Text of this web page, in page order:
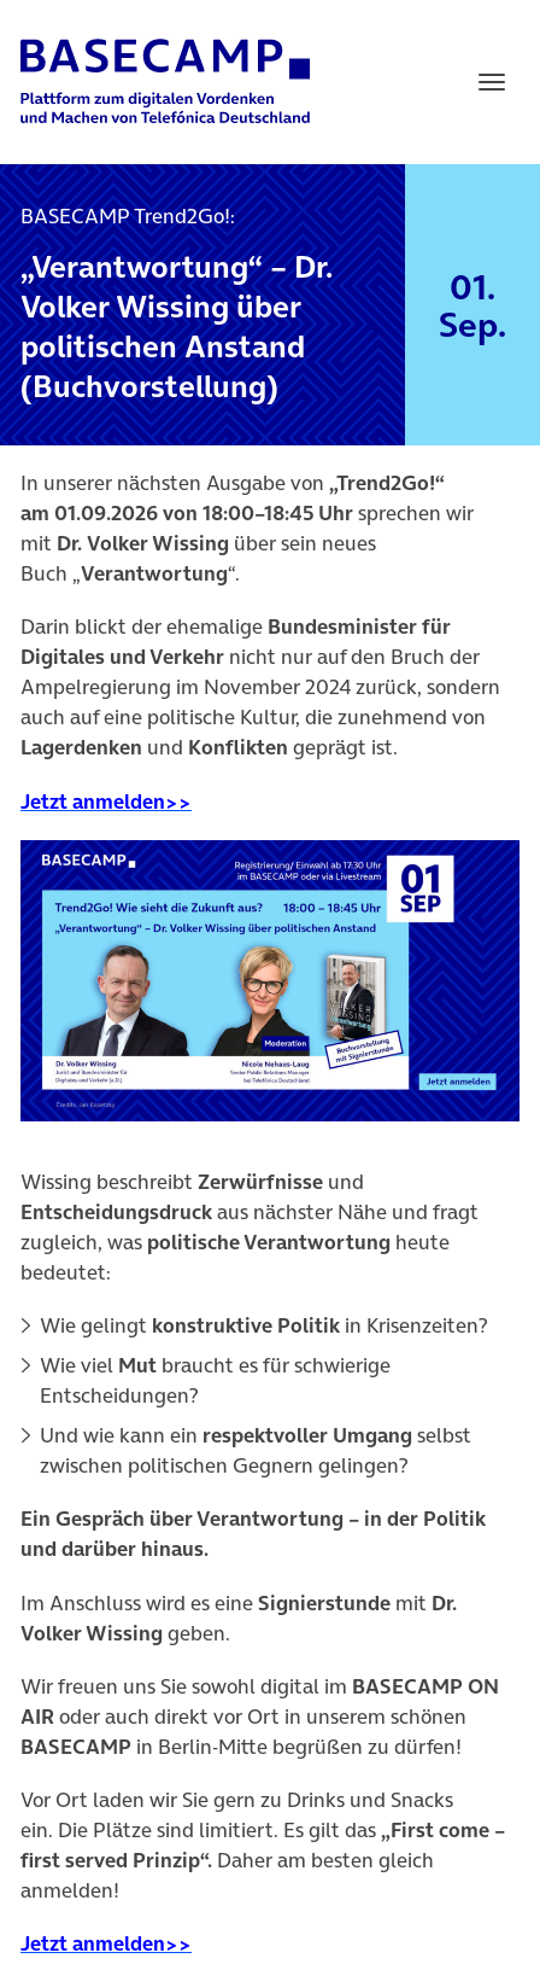
Main Navigation
BASECAMP Trend2Go!:
„Verantwortung“ – Dr.
Volker Wissing über
politischen Anstand
(Buchvorstellung)
01.
Sep.
In unserer nächsten Ausgabe von „Trend2Go!“
am 01.09.2026 von 18:00–18:45 Uhrsprechen wir
mit Dr.Volker Wissing über sein neues
Buch „Verantwortung“.
Darin blickt der ehemalige Bundesministerfür
Digitales und Verkehr nicht nur auf den Bruch der
Ampelregierung im November 2024 zurück, sondern
auch auf eine politische Kultur, die zunehmend von
Lagerdenken und Konflikten geprägt ist.
Jetzt anmelden>>
Wissing beschreibt Zerwürfnisse und
Entscheidungsdruckaus nächster Nähe und fragt
zugleich, was politische Verantwortung heute
bedeutet:
Wie gelingt konstruktive Politik in Krisenzeiten?
Wie viel Mut braucht es für schwierige
Entscheidungen?
Und wie kann ein respektvoller Umgang selbst
zwischen politischen Gegnern gelingen?
Ein Gespräch über Verantwortung – in der Politik
und darüber hinaus.
Im Anschluss wird es eineSignierstunde mit Dr.
Volker Wissing geben.
Wir freuen uns Sie sowohl digital im BASECAMP ON
AIR oder auch direkt vor Ort in unserem schönen
BASECAMP in Berlin-Mitte begrüßen zu dürfen!
Vor Ort laden wir Sie gern zu Drinks und Snacks
ein. Die Plätze sind limitiert. Es gilt das„First come –
first served Prinzip“. Daher am besten gleich
anmelden!
Jetzt anmelden>>